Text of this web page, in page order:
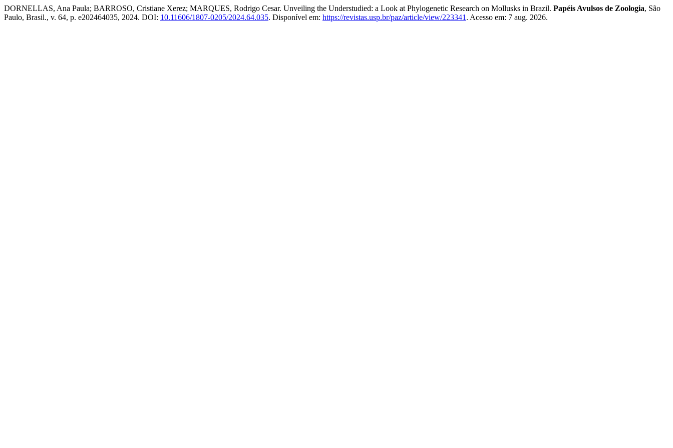
DORNELLAS, Ana Paula; BARROSO, Cristiane Xerez; MARQUES, Rodrigo Cesar. Unveiling the Understudied: a Look at Phylogenetic Research on Mollusks in Brazil. Papéis Avulsos de Zoologia, São
Paulo, Brasil., v. 64, p. e202464035, 2024. DOI: 10.11606/1807-0205/2024.64.035. Disponível em: https://revistas.usp.br/paz/article/view/223341 . Acesso em: 7 aug. 2026.